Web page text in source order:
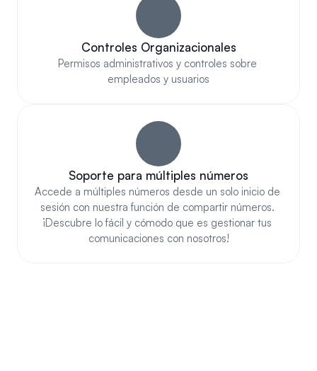
Controles Organizacionales
Permisos administrativos y controles sobre
empleados y usuarios
Soporte para múltiples números
Accede a múltiples números desde un solo inicio de
sesión con nuestra función de compartir números.
¡Descubre lo fácil y cómodo que es gestionar tus
comunicaciones con nosotros!